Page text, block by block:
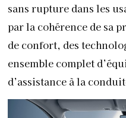
sans rupture dans les
par la cohérence de sa
de confort, des
ensemble complet
d’assistance à la